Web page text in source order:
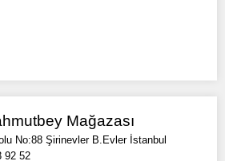
Mağazası
No:88 Şirinevler B.Evler İstanbul
92 52